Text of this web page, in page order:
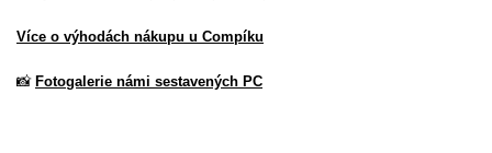
Více o výhodách nákupu u Compíku
📸 Fotogalerie námi sestavených PC